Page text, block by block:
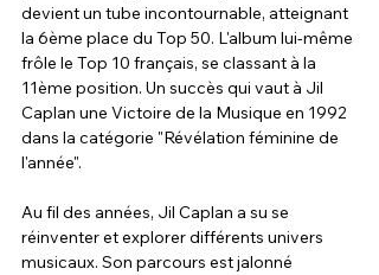
devient un tube incontournable, atteignant
la 6ème place du Top 50. L'album lui-même
frôle le Top 10 français, se classant à la
11ème position. Un succès qui vaut à Jil
Caplan une Victoire de la Musique en 1992
dans la catégorie "Révélation féminine de
l'année".
Au fil des années, Jil Caplan a su se
réinventer et explorer différents univers
musicaux. Son parcours est jalonné